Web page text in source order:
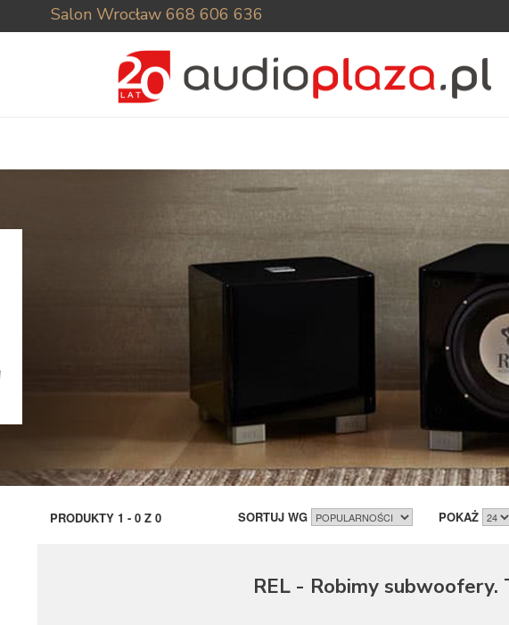
Salon Wrocław 668 606 636
PRODUKTY 1 - 0 Z 0 SORTUJ WG POKAŻ
REL - Robimy subwoofery.